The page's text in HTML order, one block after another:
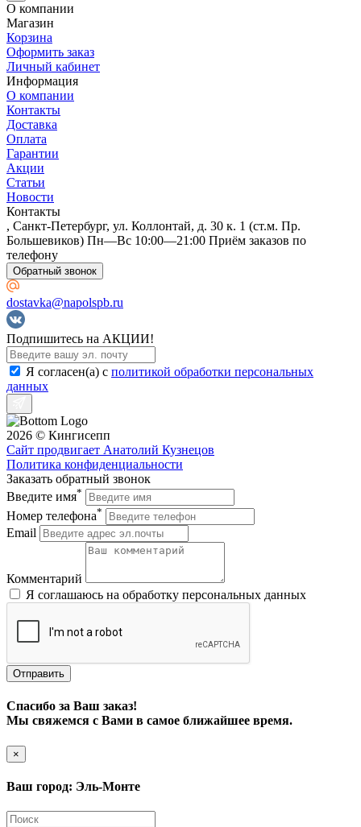
О компании
Магазин
Корзина
Оформить заказ
Личный кабинет
Информация
О компании
Контакты
Доставка
Оплата
Гарантии
Акции
Статьи
Новости
Контакты
, Санкт-Петербург, ул. Коллонтай, д. 30 к. 1 (ст.м. Пр.
Большевиков) Пн—Вс 10:00—21:00 Приём заказов по
телефону
Обратный звонок
dostavka@napolspb.ru
Подпишитесь на АКЦИИ!
Я согласен(a) с политикой обработки персональных
данных
2026 © Кингисепп
Сайт продвигает Анатолий Кузнецов
Политика конфиденциальности
Заказать обратный звонок
Введите имя*
Номер телефона*
Email
Комментарий
Я соглашаюсь на обработку персональных данных
Отправить
Спасибо за Ваш заказ!
Мы свяжемся с Вами в самое ближайшее время.
×
Ваш город: Эль-Монте